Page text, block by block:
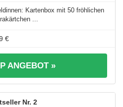
Kartenbox mit 50 fröhlichen
...
€
ANGEBOT »
2